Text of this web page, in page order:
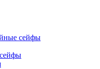
сейфы